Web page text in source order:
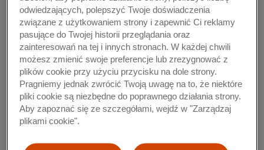
kampania digitalowa z wykorzystaniem influencer
marketingu, a w czerwcu ruszy także telewizyjna
kampania reklamowa na kanałach TVN i Polsat.
Za koncepcję, kreacje i organizację loterii na zlecenie
Mastercard odpowiedzialna jest agencja McCann. Za
kampanię digitalową i telewizyjną odpowiada dom
mediowy Carat. Przygotowaniem kampanii i kreacji dla
banków i partnerów programu zajęła się agencja Isobar.
Zaplecze technologiczne dostarcza Verestro.
odwiedzających, polepszyć Twoje doświadczenia
związane z użytkowaniem strony i zapewnić Ci reklamy
pasujące do Twojej historii przeglądania oraz
zainteresowań na tej i innych stronach. W każdej chwili
możesz zmienić swoje preferencje lub zrezygnować z
plików cookie przy użyciu przycisku na dole strony.
Pragniemy jednak zwrócić Twoją uwagę na to, że niektóre
pliki cookie są niezbędne do poprawnego działania strony.
Aby zapoznać się ze szczegółami, wejdź w "Zarządzaj
plikami cookie".